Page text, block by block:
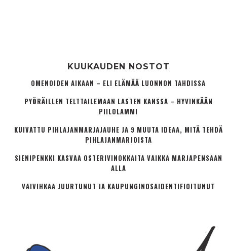
KUUKAUDEN NOSTOT
OMENOIDEN AIKAAN – ELI ELÄMÄÄ LUONNON TAHDISSA
PYÖRÄILLEN TELTTAILEMAAN LASTEN KANSSA – HYVINKÄÄN
PIILOLAMMI
KUIVATTU PIHLAJANMARJAJAUHE JA 9 MUUTA IDEAA, MITÄ TEHDÄ
PIHLAJANMARJOISTA
SIENIPENKKI KASVAA OSTERIVINOKKAITA VAIKKA MARJAPENSAAN
ALLA
VAIVIHKAA JUURTUNUT JA KAUPUNGINOSA­IDENTIFIOITUNUT